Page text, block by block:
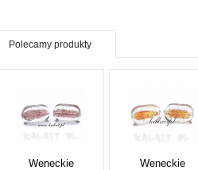
Polecamy produkty
Weneckie
Weneckie